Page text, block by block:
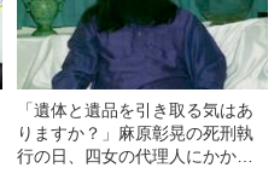
「遺体と遺品を引き取る気はあ
りますか？」麻原彰晃の死刑執
行の日、四女の代理人にかかっ